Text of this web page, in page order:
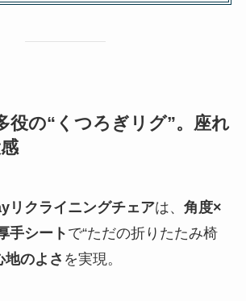
役の“くつろぎリグ”。座れ
リクライニングチェアは、 角度×
手シート で“ただの折りたたみ椅
地のよさ を実現。